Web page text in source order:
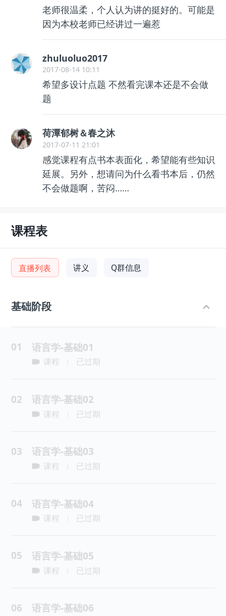
老师很温柔，个人认为讲的挺好的。可能是
因为本校老师已经讲过一遍惹
zhuluoluo2017
2017-08-14 10:11
希望多设计点题 不然看完课本还是不会做
题
荷潭郁树＆春之沐
2017-07-11 21:01
感觉课程有点书本表面化，希望能有些知识
延展。另外，想请问为什么看书本后，仍然
不会做题啊，苦闷……
课程表
直播列表 讲义 Q群信息
基础阶段
01 语言学-基础01
课程 已过期
02 语言学-基础02
课程 已过期
03 语言学-基础03
课程 已过期
04 语言学-基础04
课程 已过期
05 语言学-基础05
课程 已过期
06 语言学-基础06